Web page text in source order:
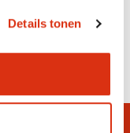
Details tonen